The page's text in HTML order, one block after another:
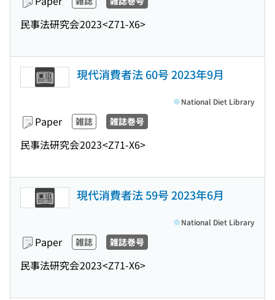
民事法研究会2023<Z71-X6>
現代消費者法 60号 2023年9月
Paper 雑誌 雑誌巻号
民事法研究会2023<Z71-X6>
National Diet Library
現代消費者法 59号 2023年6月
Paper 雑誌 雑誌巻号
民事法研究会2023<Z71-X6>
National Diet Library